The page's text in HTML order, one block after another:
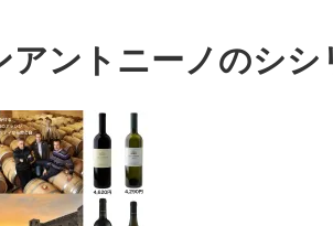
アントニーノのシ